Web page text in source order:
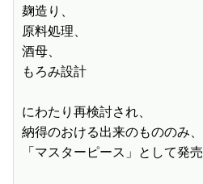
麹造り、
原料処理、
酒母、
もろみ設計
にわたり再検討され、
納得のおける出来のもののみ、
「マスターピース」として発売